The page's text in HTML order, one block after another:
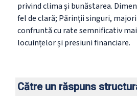
privind clima și bunăstarea.
fel de clară; Părinții singuri,
confruntă cu rate semnificativ
locuințelor și presiuni financiare.
Către un răspuns